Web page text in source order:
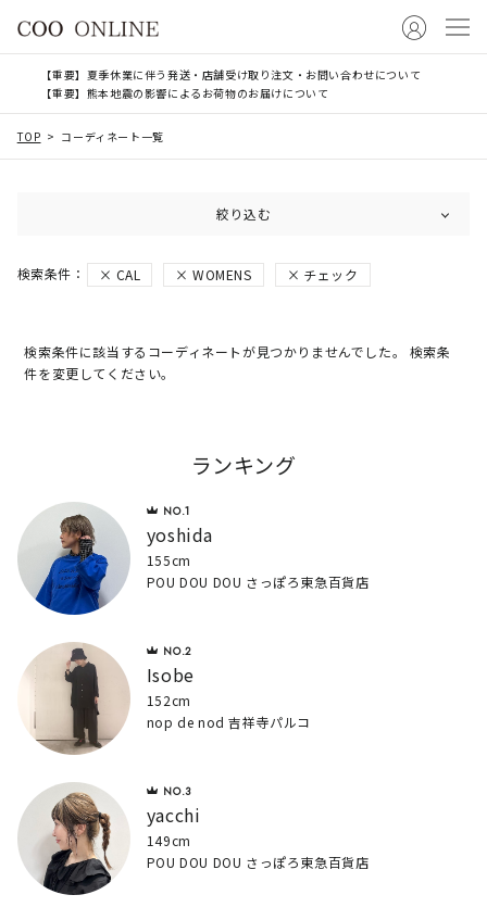
【重要】夏季休業に伴う発送・店舗受け取り注文・お問い合わせについて
【重要】熊本地震の影響によるお荷物のお届けについて
TOP コーディネート一覧
絞り込む
CAL WOMENS チェック
検索条件に該当するコーディネートが見つかりませんでした。 検索条
件を変更してください。
ランキング
yoshida
155cm
POU DOU DOU さっぽろ東急百貨店
Isobe
152cm
nop de nod 吉祥寺パルコ
yacchi
149cm
POU DOU DOU さっぽろ東急百貨店